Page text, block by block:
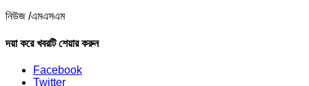
নিউজ /এমএসএম
দয়া করে খবরটি শেয়ার করুন
Facebook
Twitter